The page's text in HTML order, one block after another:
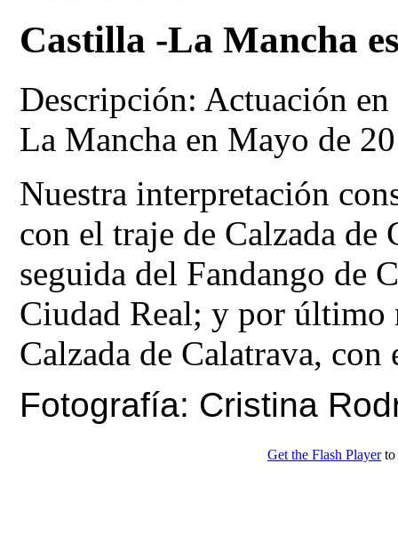
Castilla -La Mancha
Descripción: Actuación
La Mancha en Mayo de
Nuestra interpretación
con el traje de Calzada de
seguida del Fandango de
Ciudad Real; y por último
Calzada de Calatrava, con
Fotografía: Cristina